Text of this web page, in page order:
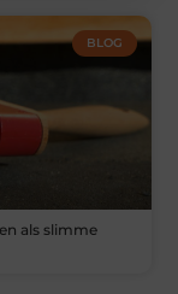
BLOG
als slimme